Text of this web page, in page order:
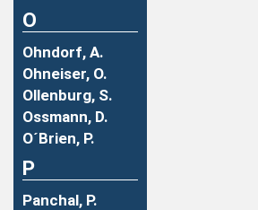
O
Ohndorf, A.
Ohneiser, O.
Ollenburg, S.
Ossmann, D.
O´Brien, P.
P
Panchal, P.